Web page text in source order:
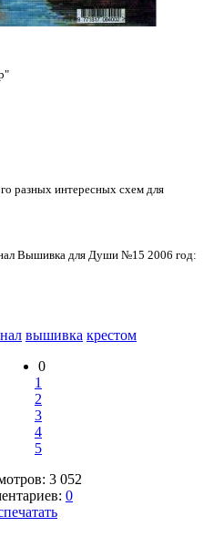
разных интересных схем для
Вышивка для Души №15 2006 год:
вышивка крестом
0
1
2
3
4
5
3 052
0